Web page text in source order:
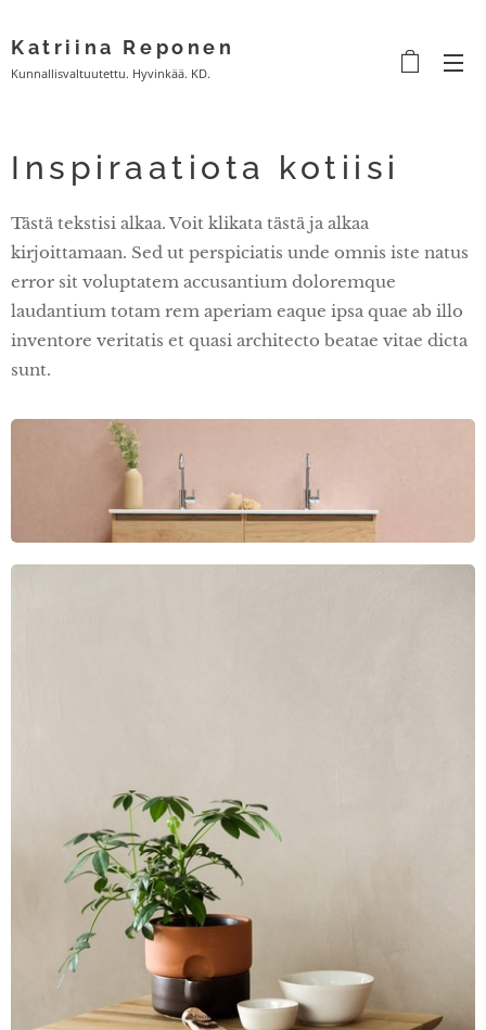
Katriina Reponen
Kunnallisvaltuutettu. Hyvinkää. KD.
Inspiraatiota kotiisi
Tästä tekstisi alkaa. Voit klikata tästä ja alkaa
kirjoittamaan. Sed ut perspiciatis unde omnis iste natus
error sit voluptatem accusantium doloremque
laudantium totam rem aperiam eaque ipsa quae ab illo
inventore veritatis et quasi architecto beatae vitae dicta
sunt.